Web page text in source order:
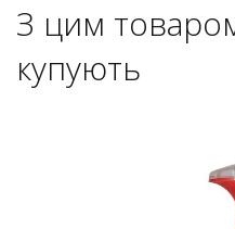
З цим
купують